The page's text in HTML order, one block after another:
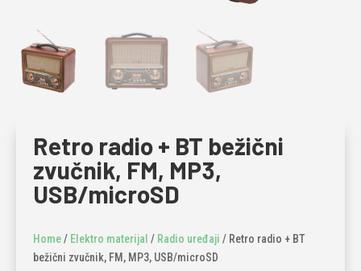
Retro radio + BT bežični
zvučnik, FM, MP3,
USB/microSD
Home/ Elektro materijal / Radio uređaji / Retro radio + BT
bežični zvučnik, FM, MP3, USB/microSD